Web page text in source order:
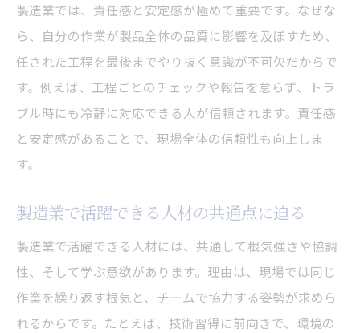
製造業のチームワークで成果を上げる方法
製造業で評価されるサポート力とは何か
工場勤務に向いている人の性格や適性を分析
製造業で工場勤務に適した人の特徴
製造業で工場勤務に求められる判断力
製造業の工場勤務に必要な柔軟性について
製造業で工場勤務に向いていない人の傾向
製造業で求められる能力と適性の見極め方
製造業では、責任感と安定感が極めて重要です。なぜな
ら、自分の作業が製品全体の品質に影響を及ぼすため、
任された工程を最後までやり抜く意識が不可欠だからで
す。例えば、工程ごとのチェックや報告を怠らず、トラ
ブル時にも冷静に対応できる人が信頼されます。責任感
と安定感があることで、現場全体の信頼性も向上しま
す。
製造業で活躍できる人材の共通点に迫る
製造業で活躍できる人材には、共通して根気強さや協調
性、そして学ぶ意欲があります。理由は、現場では同じ
作業を繰り返す根気と、チームで協力する姿勢が求めら
れるからです。たとえば、技術習得に前向きで、環境の